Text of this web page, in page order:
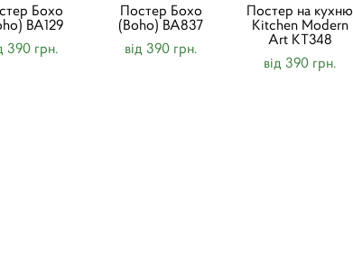
Бохо
BA129
390 грн.
Постер Бохо
(Boho) BA837
від 390 грн.
Постер на кухню
Kitchen Modern
Art KT348
від 390 грн.